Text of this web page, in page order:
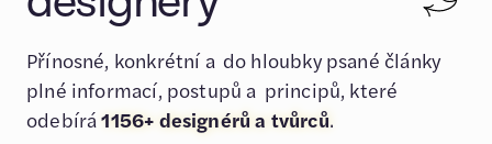
Přínosné, konkrétní a do hloubky psané články
plné informací, postupů a principů, které
odebírá1156+ designérů a tvůrců.